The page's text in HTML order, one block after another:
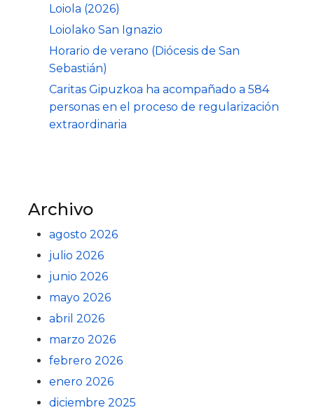
Loiola (2026)
Loiolako San Ignazio
Horario de verano (Diócesis de San
Sebastián)
Caritas Gipuzkoa ha acompañado a 584
personas en el proceso de regularización
extraordinaria
Archivo
agosto 2026
julio 2026
junio 2026
mayo 2026
abril 2026
marzo 2026
febrero 2026
enero 2026
diciembre 2025